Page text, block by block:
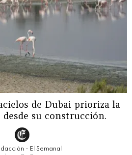
de Dubai prioriza la
desde su construcción.
- El Semanal